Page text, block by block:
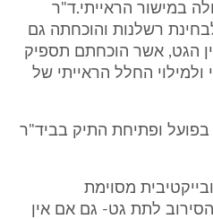
במישור הראייתי.ד"ר
רשלנות והוכחתה גם
הגט, אשר הוכחתם תספיק
ולמילוי החלל הראייתי של
בפועל ופתיחת התיק בביד"ר
מסוימת
לתת גט- גם אם אין